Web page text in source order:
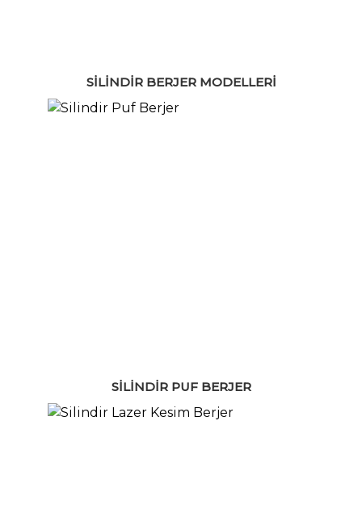
SILINDIR BERJER MODELLERI
SILINDIR PUF BERJER